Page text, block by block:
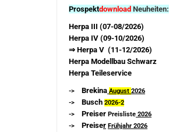
Prospektdownload Neuheiten:
Herpa III (07-08/2026)
Herpa IV (09-10/2026)
⇒ Herpa V (11-12/2026)
Herpa Modellbau Schwarz
Herpa Teileservice
-> Brekina August 2026
-> Busch 2026-2
-> Preiser Preisliste 2026
-> Preiser Frühjahr 2026